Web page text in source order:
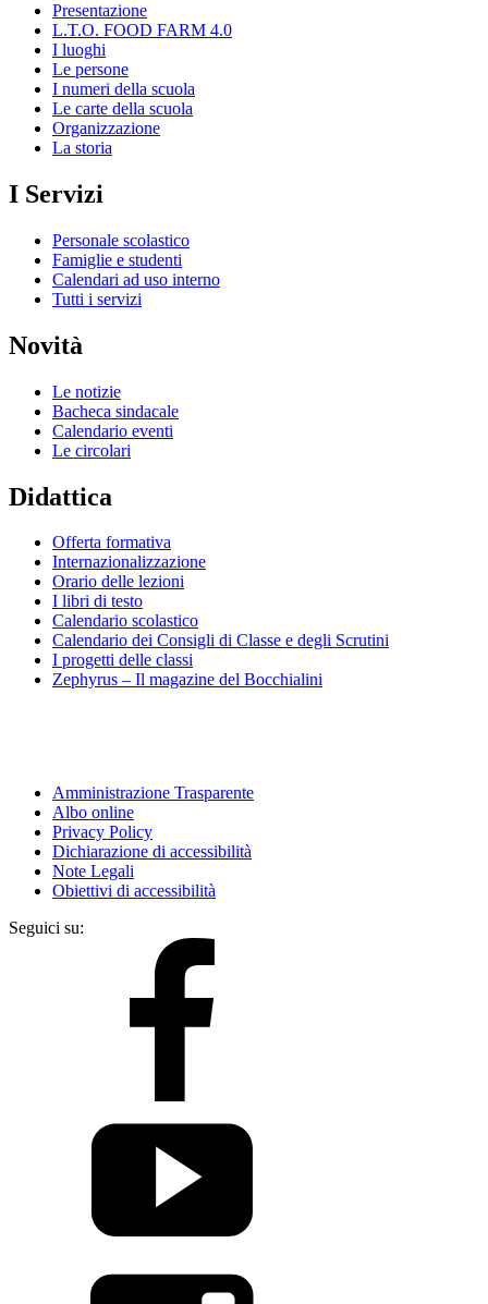
Presentazione
L.T.O. FOOD FARM 4.0
I luoghi
Le persone
I numeri della scuola
Le carte della scuola
Organizzazione
La storia
I Servizi
Personale scolastico
Famiglie e studenti
Calendari ad uso interno
Tutti i servizi
Novità
Le notizie
Bacheca sindacale
Calendario eventi
Le circolari
Didattica
Offerta formativa
Internazionalizzazione
Orario delle lezioni
I libri di testo
Calendario scolastico
Calendario dei Consigli di Classe e degli Scrutini
I progetti delle classi
Zephyrus – Il magazine del Bocchialini
Amministrazione Trasparente
Albo online
Privacy Policy
Dichiarazione di accessibilità
Note Legali
Obiettivi di accessibilità
Seguici su: